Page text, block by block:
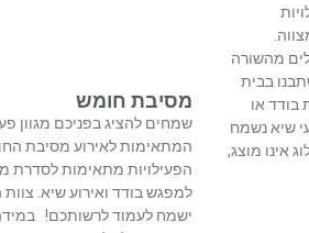
מהשורה
בבית
בודד או
שיא נשמח
אינו מוצג,
מסיבת חומש
שמחים להציג בפניכם מגוון
המתאימות לאירוע מסיבת
הפעילויות מתאימות לסדרת
למפגש בודד ואירוע שיא.
ישמח לעמוד לרשותכם! במידה